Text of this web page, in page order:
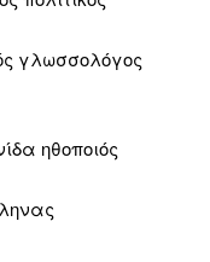
γλωσσολόγος
ηθοποιός